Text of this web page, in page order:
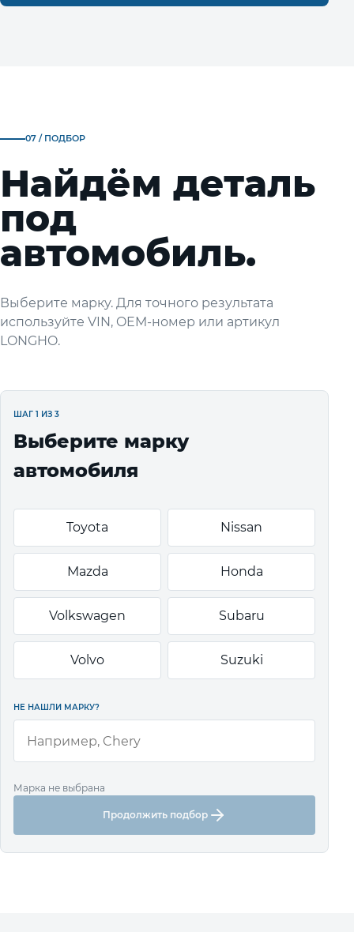
07 / ПОДБОР
Найдём деталь
под
автомобиль.
Выберите марку. Для точного результата
используйте VIN, OEM-номер или артикул
LONGHO.
ШАГ 1 ИЗ 3
Выберите марку
автомобиля
Toyota Nissan
Mazda Honda
Volkswagen Subaru
Volvo Suzuki
НЕ НАШЛИ МАРКУ?
Марка не выбрана
Продолжить подбор